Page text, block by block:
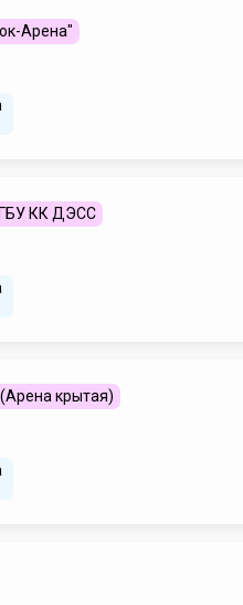
Арена"
ГБУ КК ДЭСС
крытая)